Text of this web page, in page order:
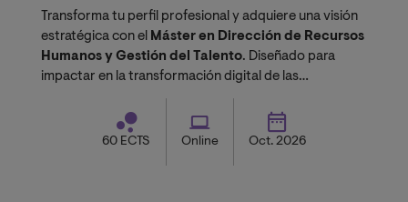
Transforma tu perfil profesional y adquiere una visión
estratégica con el Máster en Dirección de Recursos
Humanos y Gestión del Talento. Diseñado para
impactar en la transformación digital de las
60 ECTS Online Oct. 2026